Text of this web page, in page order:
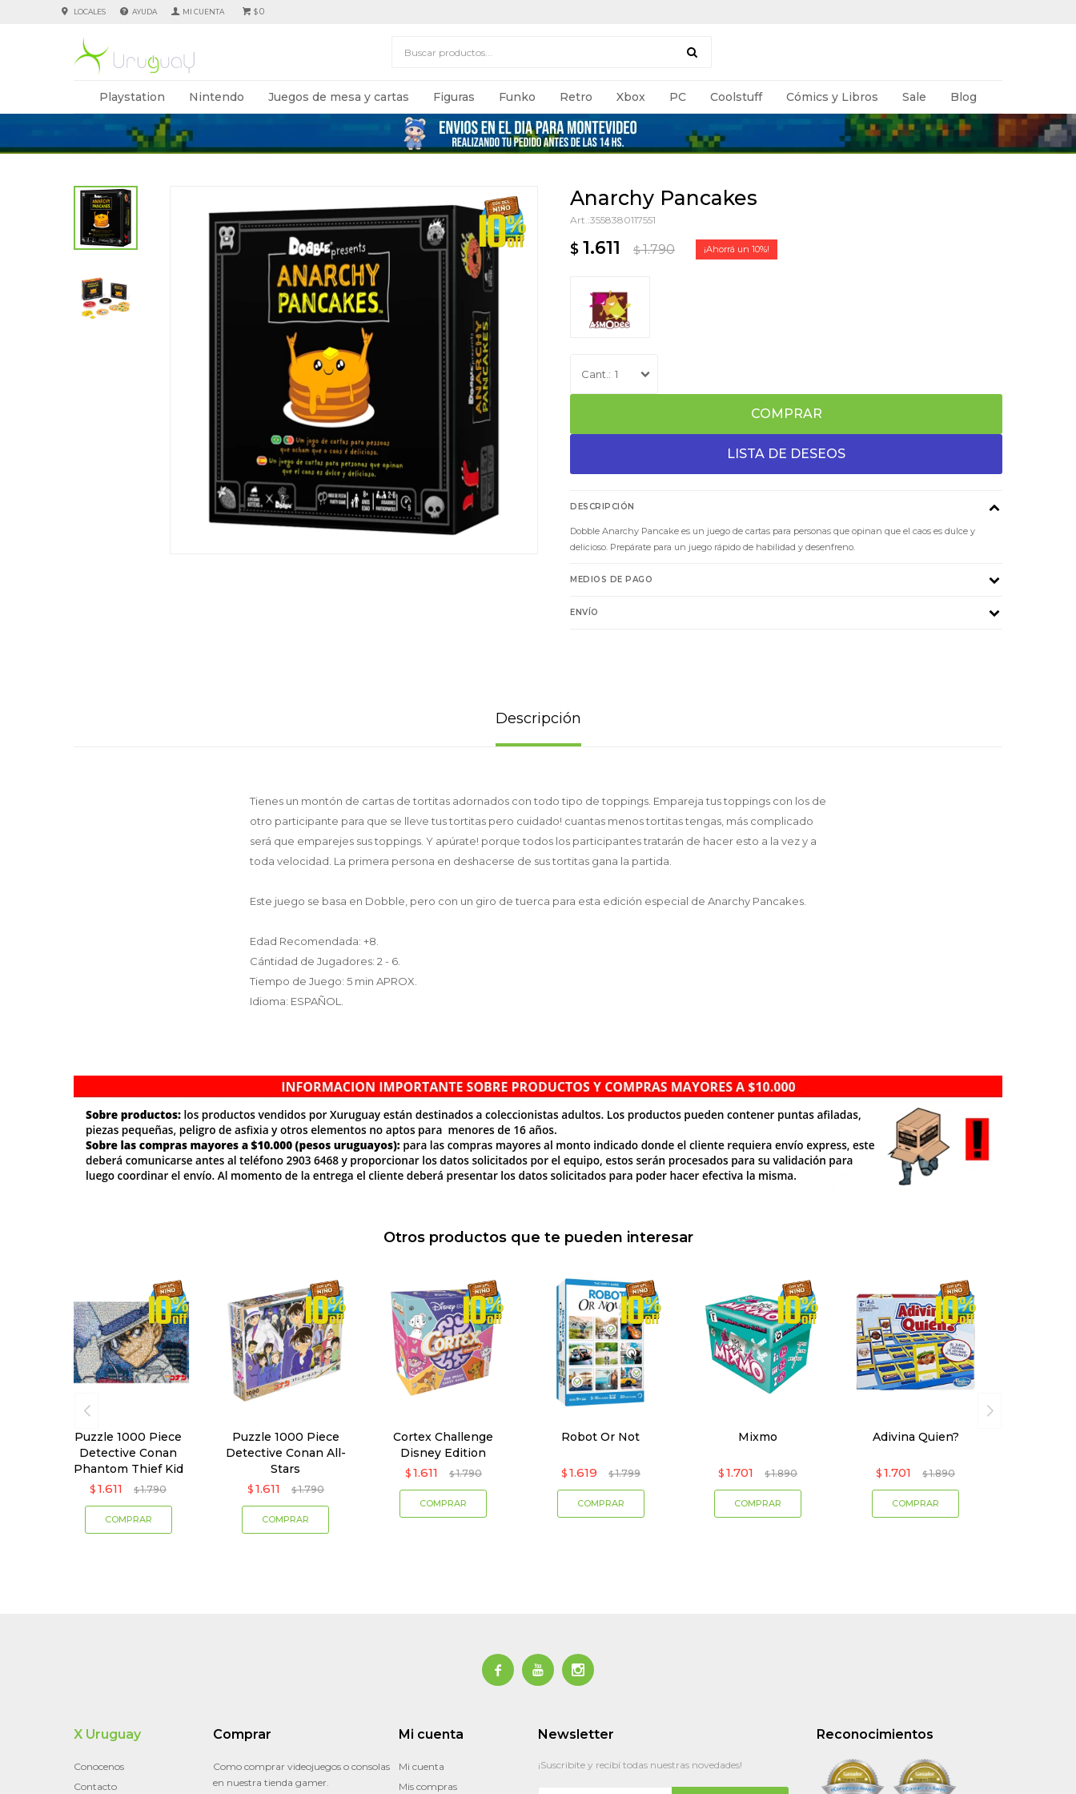
Playstation Nintendo Juegos de mesa y cartas Figuras Funko Retro Xbox PC Coolstuff Cómics y Libros Sale Blog
$0
LOCALES AYUDA
Anarchy Pancakes
3558380117551
$ 1.611 $ 1.790 10
1
COMPRAR
DESCRIPCIÓN
Dobble Anarchy Pancake es un juego de cartas para personas que opinan que el caos es dulce y
delicioso. Prepárate para un juego rápido de habilidad y desenfreno.
MEDIOS DE PAGO
ENVÍO
Descripción
Tienes un montón de cartas de tortitas adornados con todo tipo de toppings. Empareja tus toppings con los de
otro participante para que se lleve tus tortitas pero cuidado! cuantas menos tortitas tengas, más complicado
será que emparejes sus toppings. Y apúrate! porque todos los participantes tratarán de hacer esto a la vez y a
toda velocidad. La primera persona en deshacerse de sus tortitas gana la partida.
Este juego se basa en Dobble, pero con un giro de tuerca para esta edición especial de Anarchy Pancakes.
Edad Recomendada: +8.
Cántidad de Jugadores: 2 - 6.
Tiempo de Juego: 5 min APROX.
Idioma: ESPAÑOL.
Otros productos que te pueden interesar
Puzzle 1000 Piece
Detective Conan
Phantom Thief Kid
$ 1.611 $ 1.790
Puzzle 1000 Piece
Detective Conan All-
Stars
$ 1.611 $ 1.790
Cortex Challenge
Disney Edition
$ 1.611 $ 1.790
Robot Or Not
$ 1.619 $ 1.799
Mixmo
$ 1.701 $ 1.890
Adivina Quien?
$ 1.701 $ 1.890
  
Reconocimientos
X Uruguay
Conocenos
Contacto
Comprar
Como comprar videojuegos o consolas
en nuestra tienda gamer.
Mi cuenta
Mi cuenta
Mis compras
Newsletter
¡Suscribite y recibí todas nuestras novedades!